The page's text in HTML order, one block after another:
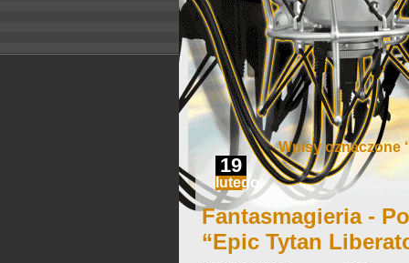
Wpisy oznaczone
19
lutego
Fantasmagieria -
“Epic Tytan